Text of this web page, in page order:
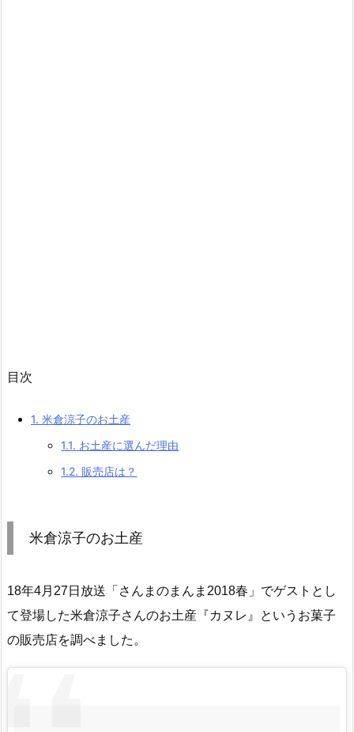
目次
1. 米倉涼子のお土産
1.1. お土産に選んだ理由
1.2. 販売店は？
米倉涼子のお土産
18年4月27日放送「さんまのまんま2018春」でゲストとし
て登場した米倉涼子さんのお土産『カヌレ』というお菓子
の販売店を調べました。